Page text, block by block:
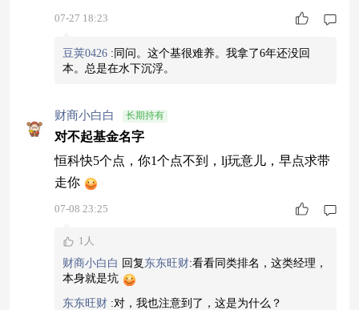
07-27 18:23
豆荚0426 : 同问。这个基很难养。我拿了6年还没回
本。总是在水下沉浮。
财商小白白 长期持有
对不起基金名字
恒科快5个点，你1个点不到，lj玩意儿，早点求带
走你
07-08 23:25
1人
财商小白白 回复 东东旺财:看看同类排名，这类经理，
本身就是坑
东东旺财 :对，我也注意到了，这是为什么？